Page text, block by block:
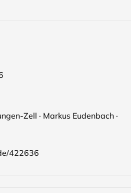
Zell · Markus Eudenbach ·
422636